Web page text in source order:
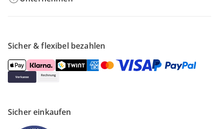
Sicher & flexibel bezahlen
Sicher einkaufen